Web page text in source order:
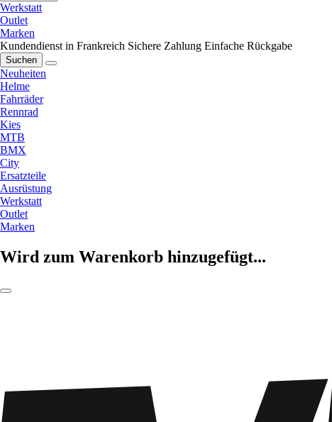
Werkstatt
Outlet
Marken
Kundendienst in Frankreich Sichere Zahlung Einfache Rückgabe
Suchen
Neuheiten
Helme
Fahrräder
Rennrad
Kies
MTB
BMX
City
Ersatzteile
Ausrüstung
Werkstatt
Outlet
Marken
Wird zum Warenkorb hinzugefügt...